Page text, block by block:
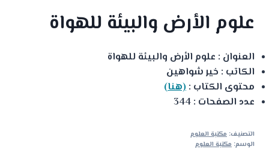
علوم الأرض والبيئة للهواة
العنوان : علوم الأرض والبيئة للهواة
الكاتب : خير شواهين
محتوى الكتاب : (هنا)
عدد الصفحات : 344
التصنيف: مكتبة العلوم
الوسم: مكتبة العلوم